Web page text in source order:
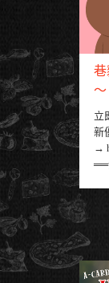
巷
～
立
新
→
══